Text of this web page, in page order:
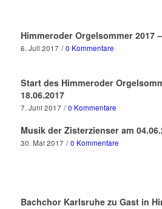
Himmeroder Orgelsommer 2017
6. Juli 2017 / 0 Kommentare
Start des Himmeroder
18.06.2017
7. Juni 2017 / 0 Kommentare
Musik der Zisterzienser am
30. Mai 2017 / 0 Kommentare
Bachchor Karlsruhe zu Gast in